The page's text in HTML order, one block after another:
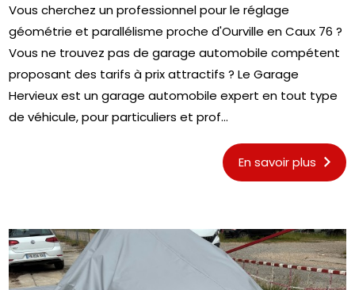
Vous cherchez un professionnel pour le réglage
géométrie et parallélisme proche d'Ourville en Caux 76 ?
Vous ne trouvez pas de garage automobile compétent
proposant des tarifs à prix attractifs ? Le Garage
Hervieux est un garage automobile expert en tout type
de véhicule, pour particuliers et prof...
En savoir plus